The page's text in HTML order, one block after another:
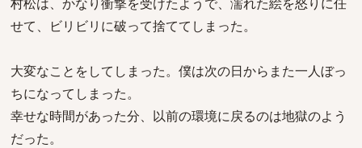
せて、ビリビリに破って捨ててしまった。
大変なことをしてしまった。僕は次の日からまた一人ぼっ
ちになってしまった。
幸せな時間があった分、以前の環境に戻るのは地獄のよう
だった。